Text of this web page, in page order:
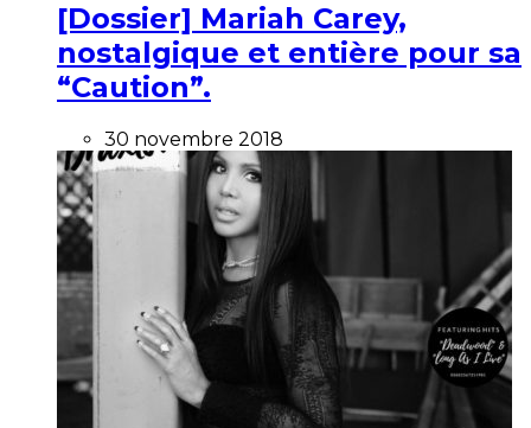
[Dossier] Mariah Carey,
nostalgique et entière pour sa
“Caution”.
30 novembre 2018